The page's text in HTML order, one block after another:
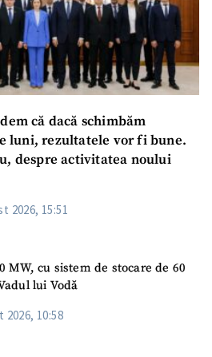
că dacă schimbăm
luni, rezultatele vor fi bune.
despre activitatea noului
2026, 15:51
MW, cu sistem de stocare de 60
lui Vodă
2026, 10:58